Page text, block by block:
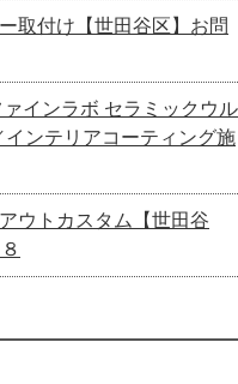
取付け【世田谷区】お問
インラボ セラミックウル
インテリアコーティング施
ウトカスタム【世田谷